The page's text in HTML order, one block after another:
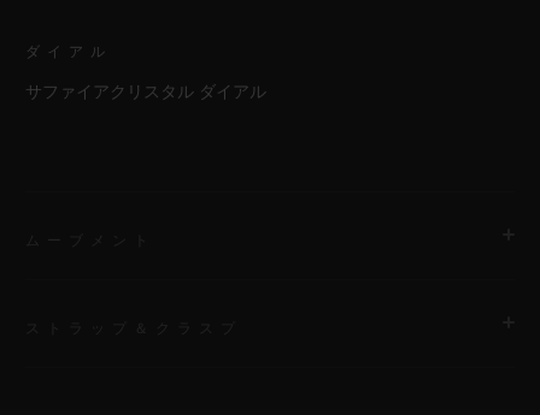
ダイアル
サファイアクリスタル ダイアル